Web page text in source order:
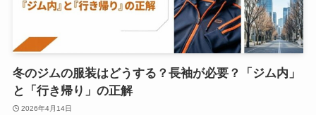
冬のジムの服装はどうする？長袖が必要？「ジム内」
と「行き帰り」の正解
2026年4月14日